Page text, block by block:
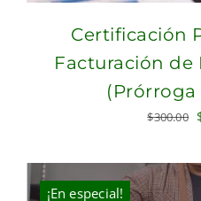
Certificación
Facturación de
(Prórroga
$300.00
¡En especial!